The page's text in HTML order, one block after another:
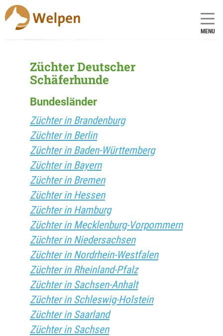
MENU
Züchter Deutscher
Schäferhunde
Bundesländer
Züchter in Brandenburg
Züchter in Berlin
Züchter in Baden-Württemberg
Züchter in Bayern
Züchter in Bremen
Züchter in Hessen
Züchter in Hamburg
Züchter in Mecklenburg-Vorpommern
Züchter in Niedersachsen
Züchter in Nordrhein-Westfalen
Züchter in Rheinland-Pfalz
Züchter in Sachsen-Anhalt
Züchter in Schleswig-Holstein
Züchter in Saarland
Züchter in Sachsen